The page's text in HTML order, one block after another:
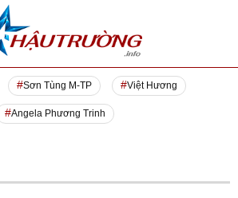
Sơn Tùng M-TP Việt Hương
Angela Phương Trinh